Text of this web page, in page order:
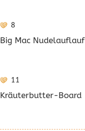
8
Big Mac Nudelauflauf
11
Kräuterbutter-Board